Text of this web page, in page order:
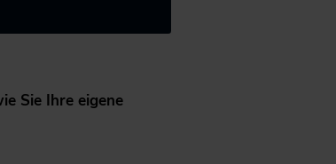
Sie Ihre eigene